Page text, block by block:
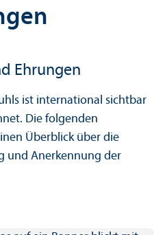
Ehrungen
ist international sichtbar
Die folgenden
Über­blick über die
und Anerkennung der